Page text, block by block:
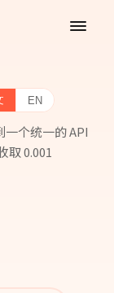
EN
个统一的 API
取 0.001